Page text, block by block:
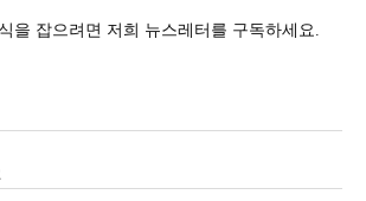
을 잡으려면 저희 뉴스레터를 구독하세요.